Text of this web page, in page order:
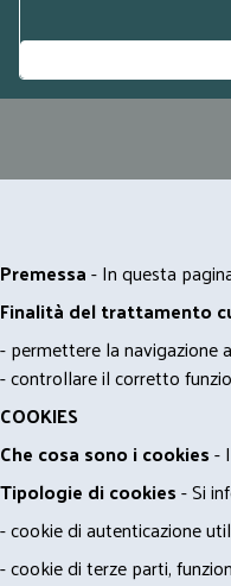
Premessa- In questa
Finalità del trattamento
- permettere la navigazione
- controllare il corretto
COOKIES
Che cosa sono i cookies-
Tipologie di cookies- Si
- cookie di autenticazione
- cookie di terze parti,